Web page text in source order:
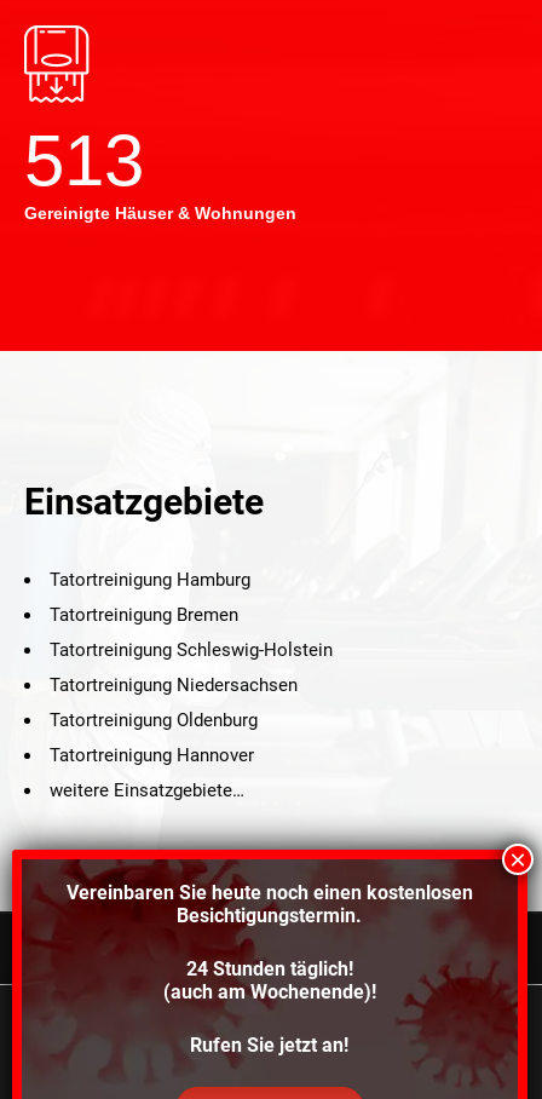
514
Gereinigte Häuser & Wohnungen
Einsatzgebiete
Tatortreinigung Hamburg
Tatortreinigung Bremen
Tatortreinigung Schleswig-Holstein
Tatortreinigung Niedersachsen
Tatortreinigung Oldenburg
Tatortreinigung Hannover
weitere Einsatzgebiete…
©2021 Schröders Service Team Nord, All Rights Reserved.
Schroeder Service Team Nord
Kontakt Impressum Datenschutz
Vereinbaren Sie heute noch einen kostenlosen
Besichtigungstermin.
24 Stunden täglich!
(auch am Wochenende)!
Rufen Sie jetzt an!
Wir verwenden Cookies, um dir die bestmögliche
Erfahrung auf unserer Website zu bieten.
Einstellungenkannst du erfahren, welche Cookies